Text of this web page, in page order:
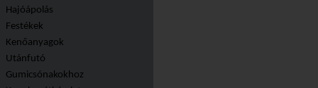
Hajóápolás
Festékek
Kenőanyagok
Utánfutó
Gumicsónakokhoz